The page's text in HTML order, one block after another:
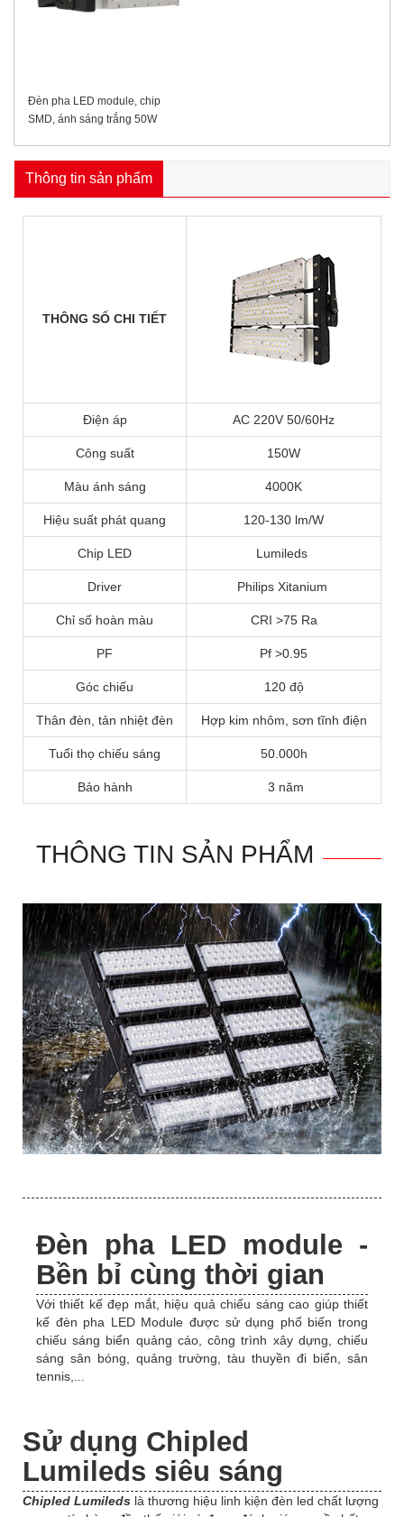
Đèn pha LED module, chip
SMD, ánh sáng trắng 50W
Thông tin sản phẩm
THÔNG SỐ CHI TIẾT
Điện áp AC 220V 50/60Hz
Công suất 150W
Màu ánh sáng 4000K
Hiệu suất phát quang 120-130 lm/W
Chip LED Lumileds
Driver Philips Xitanium
Chỉ số hoàn màu CRI >75 Ra
PF Pf >0.95
Góc chiếu 120 độ
Thân đèn, tản nhiệt đèn Hợp kim nhôm, sơn tĩnh điện
Tuổi thọ chiếu sáng 50.000h
Bảo hành 3 năm
THÔNG TIN SẢN PHẨM
Đèn pha LED module -
Bền bỉ cùng thời gian
Với thiết kế đẹp mắt, hiệu quả chiếu sáng cao giúp thiết
kế đèn pha LED Module được sử dụng phổ biến trong
chiếu sáng biển quảng cáo, công trình xây dựng, chiếu
sáng sân bóng, quảng trường, tàu thuyền đi biển, sân
tennis,...
Sử dụng Chipled
Lumileds siêu sáng
Chipled Lumileds là thương hiệu linh kiện đèn led chất lượng